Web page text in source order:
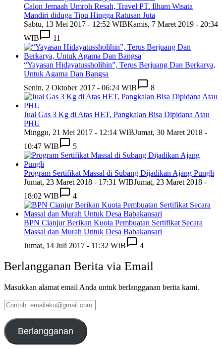
Calon Jemaah Umroh Resah, Travel PT. Ilham Wisata
Mandiri diduga Tipu Hingga Ratusan Juta
Sabtu, 13 Mei 2017 - 12:52 WIBKamis, 7 Maret 2019 - 20:34
WIB
11
“Yayasan Hidayatussholihin”, Terus Berjuang Dan Berkarya,
Untuk Agama Dan Bangsa
Senin, 2 Oktober 2017 - 06:24 WIB
8
Jual Gas 3 Kg di Atas HET, Pangkalan Bisa Dipidana Atau
PHU
Minggu, 21 Mei 2017 - 12:14 WIBJumat, 30 Maret 2018 -
10:47 WIB
5
Program Sertifikat Massal di Subang Dijadikan Ajang Pungli
Jumat, 23 Maret 2018 - 17:31 WIBJumat, 23 Maret 2018 -
18:02 WIB
4
BPN Cianjur Berikan Kuota Pembuatan Sertifikat Secara
Massal dan Murah Untuk Desa Babakansari
Jumat, 14 Juli 2017 - 11:32 WIB
4
Berlangganan Berita via Email
Masukkan alamat email Anda untuk berlangganan berita kami.
Contoh:
emailaku@gmail.com
Berlangganan